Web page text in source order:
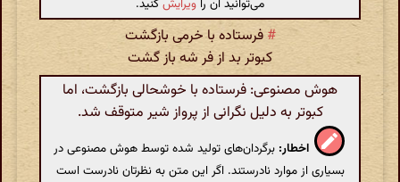
می‌توانید آن را ویرایشکنید.
# فرستاده با خرمی بازگشت
کبوتر بد از فر شه باز گشت
هوش مصنوعی: فرستاده با خوشحالی بازگشت، اما
کبوتر به دلیل نگرانی از پرواز شیر متوقف شد.
اخطار: برگردان‌های تولید شده توسط هوش مصنوعی در
بسیاری از موارد نادرستند. اگر این متن به نظرتان نادرست است